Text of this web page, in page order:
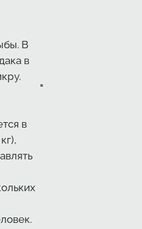
В
в
в